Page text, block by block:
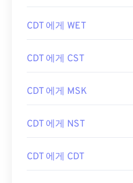
CDT 에게 WET
CDT 에게 CST
CDT 에게 MSK
CDT 에게 NST
CDT 에게 CDT